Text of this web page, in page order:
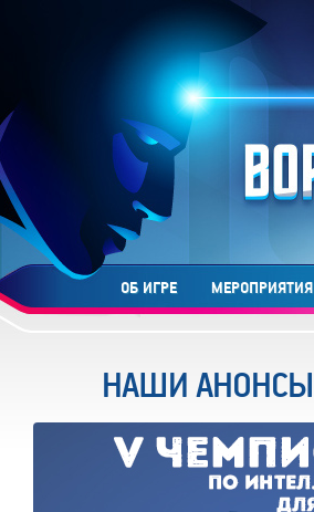
ОБ ИГРЕ МЕРОПРИЯТИЯ
НАШИ АНОНСЫ